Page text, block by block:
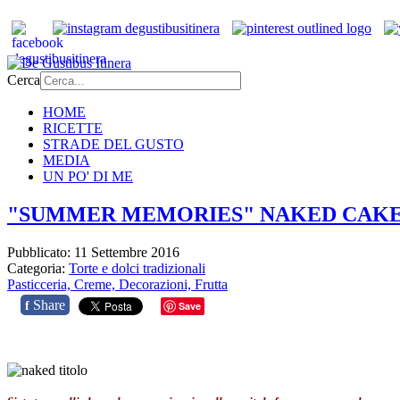
Cerca
HOME
RICETTE
STRADE DEL GUSTO
MEDIA
UN PO' DI ME
"SUMMER MEMORIES" NAKED
Pubblicato: 11 Settembre 2016
Categoria: Torte e dolci tradizionali
Pasticceria, Creme, Decorazioni, Frutta
f Share Save